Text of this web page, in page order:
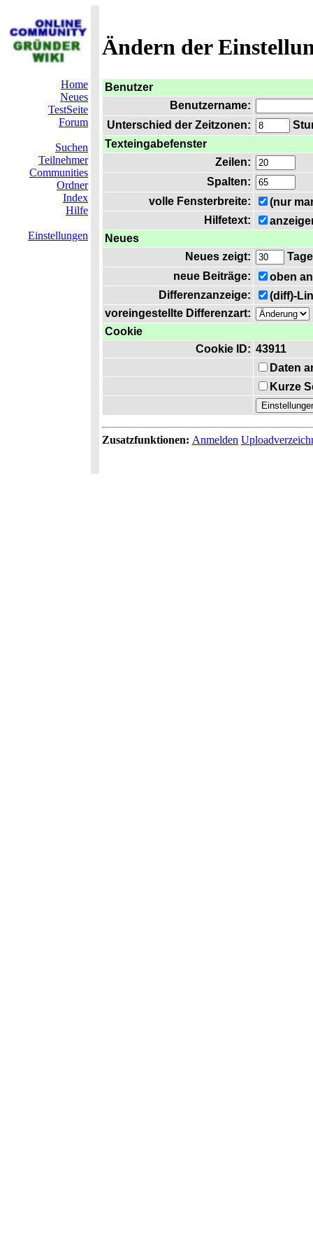
Ändern der
Home
Neues
TestSeite
Forum
Suchen
Teilnehmer
Communities
Ordner
Index
Hilfe
Einstellungen
Benutzer
Benutzername:
Unterschied der Zeitzonen:
Texteingabefenster
Zeilen:
Spalten:
volle Fensterbreite:
(nur
Hilfetext:
Neues
Neues zeigt:
Tage
neue Beiträge:
oben
Differenzanzeige:
(diff)-
voreingestellte Differenzart:
Cookie
Cookie ID: 43911
Daten
Kurze
Zusatzfunktionen: Anmelden